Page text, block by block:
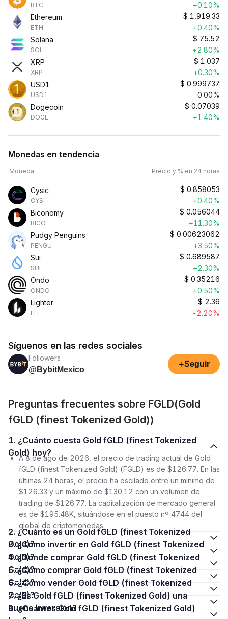
BTC
+0.10%
Ethereum
ETH
$ 1,919.33
+0.40%
Solana
SOL
$ 75.52
+2.80%
XRP
XRP
$ 1.037
+0.30%
USD1
USD1
$ 0.999737
0.00%
Dogecoin
DOGE
$ 0.07039
+1.40%
Monedas en tendencia
Moneda Precio y % en 24 horas
Cysic
CYS
$ 0.858053
+0.40%
Biconomy
BICO
$ 0.056044
+11.30%
Pudgy Penguins
PENGU
$ 0.00623062
+3.50%
Sui
SUI
$ 0.689587
+2.30%
Ondo
ONDO
$ 0.35216
+0.50%
Lighter
LIT
$ 2.36
-2.20%
Síguenos en las redes sociales
Followers
@BybitMexico
+Seguir
Preguntas frecuentes sobre FGLD(Gold
fGLD (finest Tokenized Gold))
1. ¿Cuánto cuesta Gold fGLD (finest Tokenized
Gold) hoy?
A 8 de ago de 2026, el precio de trading actual de Gold
fGLD (finest Tokenized Gold) (FGLD) es de $126.77. En las
últimas 24 horas, el precio ha oscilado entre un mínimo de
$126.33 y un máximo de $130.12 con un volumen de
trading de $126.77. La capitalización de mercado general
es de $195.48K, situándose en el puesto nº 4744 del
global de criptomonedas.
2. ¿Cuánto es un Gold fGLD (finest Tokenized
Gold)?
3. ¿Cómo invertir en Gold fGLD (finest Tokenized
Gold)?
4. ¿Dónde comprar Gold fGLD (finest Tokenized
Gold)?
5. ¿Cómo comprar Gold fGLD (finest Tokenized
Gold)?
6. ¿Cómo vender Gold fGLD (finest Tokenized
Gold)?
7. ¿Es Gold fGLD (finest Tokenized Gold) una
buena inversión?
8. ¿Cuántos Gold fGLD (finest Tokenized Gold)